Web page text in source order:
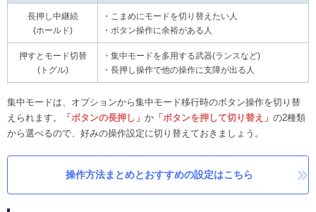
長押し中継続
(ホールド)
・こまめにモードを切り替えたい人
・ボタン操作に余裕がある人
押すとモード切替
(トグル)
・集中モードを多用する武器(ランスなど)
・長押し操作で他の操作に支障が出る人
集中モードは、オプションから集中モード移行時のボタン操作を切り替
えられます。
「ボタンの長押し」 か 「ボタンを押して切り替え」 の2種類
から選べるので、好みの操作設定に切り替えておきましょう。
操作方法まとめとおすすめの設定はこちら